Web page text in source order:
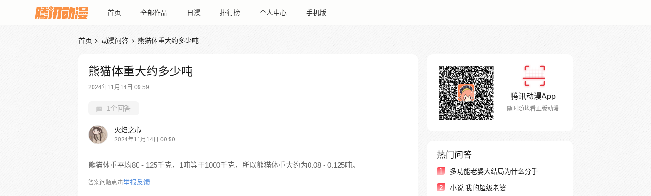
首页 全部作品 日漫 排行榜 个人中心 手机版
首页  动漫问答  熊猫体重大约多少吨
熊猫体重大约多少吨
2024年11月14日 09:59
1个回答
火焰之心
2024年11月14日 09:59
熊猫体重平均80 - 125千克，1吨等于1000千克，所以熊猫体重大约为0.08 - 0.125吨。
答案问题点击举报反馈
腾讯动漫App
随时随地看正版动漫
热门问答
1 多功能老婆大结局为什么分手
2 小说 我的超级老婆